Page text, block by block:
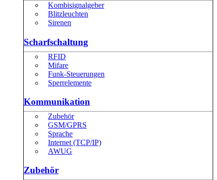
Kombisignalgeber
Blitzleuchten
Sirenen
Scharfschaltung
RFID
Mifare
Funk-Steuerungen
Sperrelemente
Kommunikation
Zubehör
GSM/GPRS
Sprache
Internet (TCP/IP)
AWUG
Zubehör